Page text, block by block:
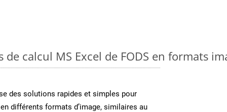
calcul MS Excel de FODS en formats
des solutions rapides et simples pour
différents formats d’image, similaires au